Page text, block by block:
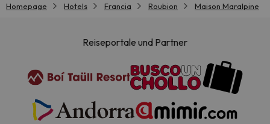
Homepage Hotels Francia Roubion Maison Maralpine
Reiseportale und Partner